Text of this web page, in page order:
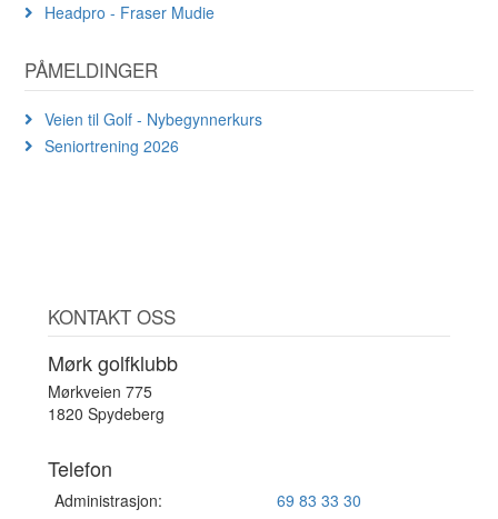
Headpro - Fraser Mudie
PÅMELDINGER
Veien til Golf - Nybegynnerkurs
Seniortrening 2026
KONTAKT OSS
Mørk golfklubb
Mørkveien 775
1820 Spydeberg
Telefon
Administrasjon:
69 83 33 30